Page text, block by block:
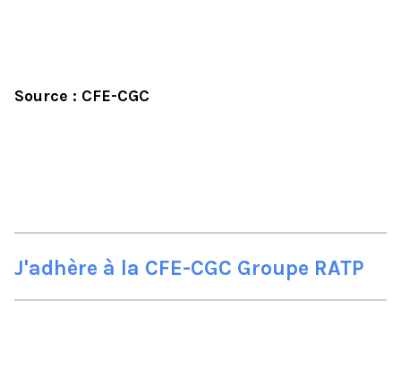
Source : CFE-CGC
J'adhère à la CFE-CGC Groupe RATP